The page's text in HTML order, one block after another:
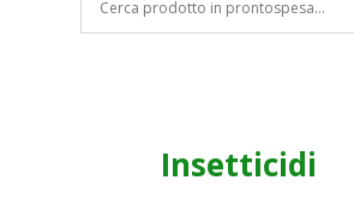
Insetticidi